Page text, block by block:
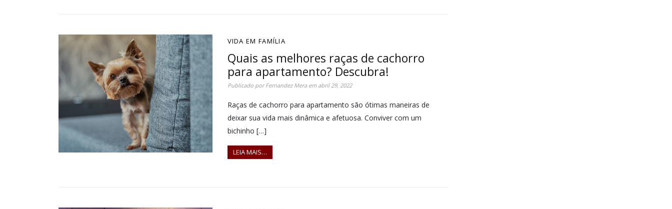
VIDA EM FAMÍLIA
Quais as melhores raças de cachorro
para apartamento? Descubra!
Publicado porFernandez Meraem abril 29, 2022
Raças de cachorro para apartamento são ótimas maneiras de
deixar sua vida mais dinâmica e afetuosa. Conviver com um
bichinho […]
LEIA MAIS…